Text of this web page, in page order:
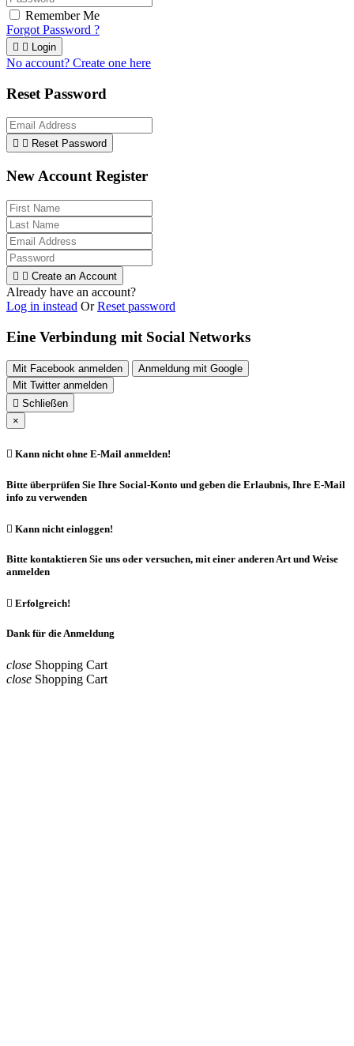
Remember Me
Forgot Password ?
  Login
No account? Create one here
Reset Password
  Reset Password
New Account Register
  Create an Account
Already have an account?
Log in instead OrReset password
Eine Verbindung mit Social Networks
Mit Facebook anmelden
Anmeldung mit Google
Mit Twitter anmelden
 Schließen
×
 Kann nicht ohne E-Mail anmelden!
Bitte überprüfen Sie Ihre Social-Konto und geben die Erlaubnis, Ihre E-Mail
info zu verwenden
 Kann nicht einloggen!
Bitte kontaktieren Sie uns oder versuchen, mit einer anderen Art und Weise
anmelden
 Erfolgreich!
Dank für die Anmeldung
close Shopping Cart
close Shopping Cart